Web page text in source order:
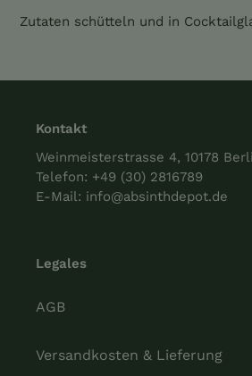
Zutaten schütteln und in
Kontakt
Weinmeisterstrasse 4, 10178
Telefon: +49 (30) 2816789
E-Mail: info@absinthdepot.de
Legales
AGB
Versandkosten & Lieferung